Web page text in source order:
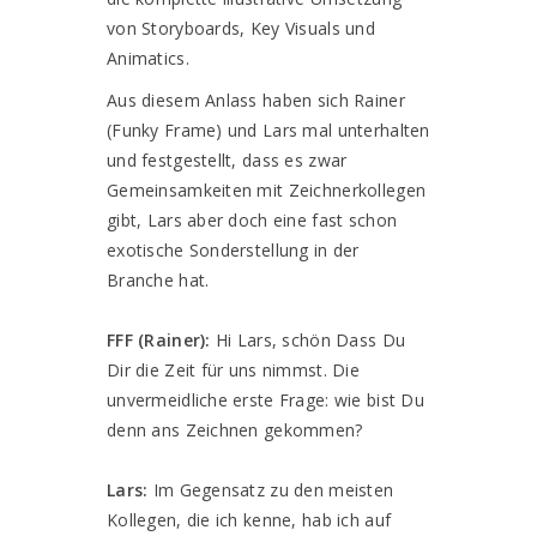
von Storyboards, Key Visuals und
Animatics.
Aus diesem Anlass haben sich Rainer
(Funky Frame) und Lars mal unterhalten
und festgestellt, dass es zwar
Gemeinsamkeiten mit Zeichnerkollegen
gibt, Lars aber doch eine fast schon
exotische Sonderstellung in der
Branche hat.
FFF (Rainer): Hi Lars, schön Dass Du
Dir die Zeit für uns nimmst. Die
unvermeidliche erste Frage: wie bist Du
denn ans Zeichnen gekommen?
Lars: Im Gegensatz zu den meisten
Kollegen, die ich kenne, hab ich auf